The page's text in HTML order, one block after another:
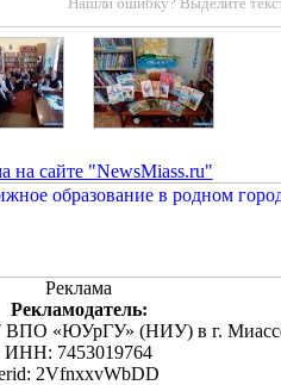
на сайте "NewsMiass.ru"
Реклама
Рекламодатель:
«ЮУрГУ» (НИУ) в г.
ИНН: 7453019764
2VfnxxvWbDD